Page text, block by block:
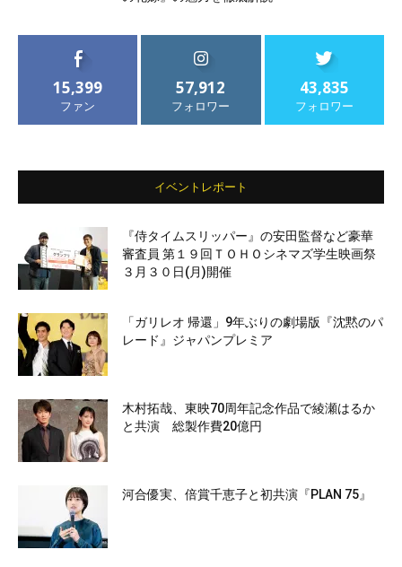
15,399
ファン
57,912
フォロワー
43,835
フォロワー
イベントレポート
『侍タイムスリッパー』の安田監督など豪華
審査員 第１９回ＴＯＨＯシネマズ学生映画祭
３月３０日(月)開催
「ガリレオ 帰還」9年ぶりの劇場版『沈黙のパ
レード』ジャパンプレミア
木村拓哉、東映70周年記念作品で綾瀬はるか
と共演 総製作費20億円
河合優実、倍賞千恵子と初共演『PLAN 75』